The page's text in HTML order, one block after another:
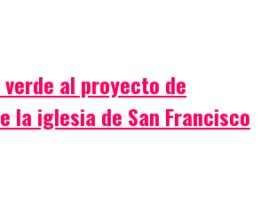
al proyecto de
la iglesia de San Francisco